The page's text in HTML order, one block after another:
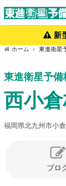
新
ホーム 東進衛星
東進衛星予備
西小
福岡県北九州市小
ブロ